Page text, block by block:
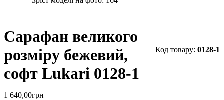
Сарафан великого
розміру бежевий,
софт Lukari 0128-1
0128-1
1 640,00грн